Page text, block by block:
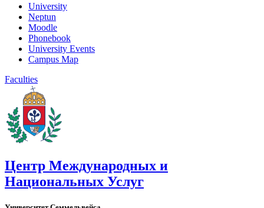
University
Neptun
Moodle
Phonebook
University Events
Campus Map
Faculties
Центр Международных и
Национальных Услуг